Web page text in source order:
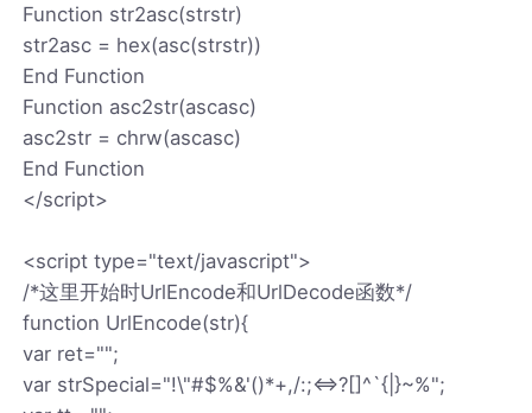
Function str2asc(strstr)
str2asc = hex(asc(strstr))
End Function
Function asc2str(ascasc)
asc2str = chrw(ascasc)
End Function
</script>
<script type="text/javascript">
/*这里开始时UrlEncode和UrlDecode函数*/
function UrlEncode(str){
var ret="";
var strSpecial="!\"#$%&'()*+,/:;<=>?[]^`{|}~%";